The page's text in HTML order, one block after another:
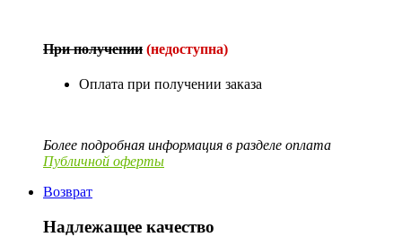
При получении (недоступна)
Оплата при получении заказа
Более подробная информация в разделе оплата
Публичной оферты
Возврат
Надлежащее качество